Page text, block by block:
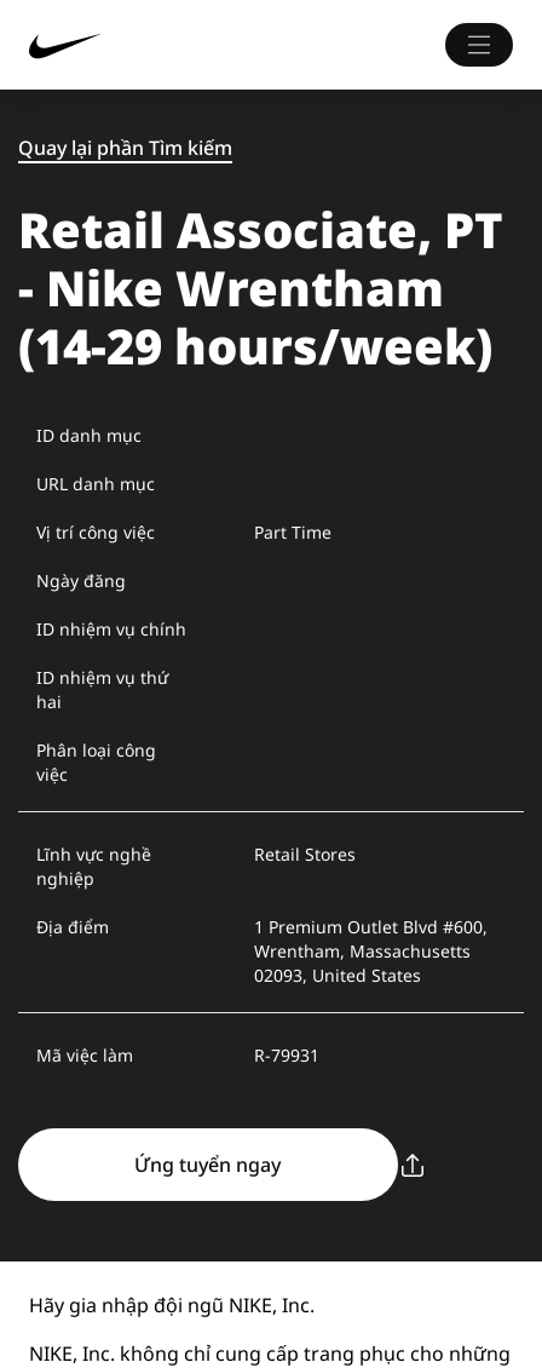
Quay lại phần Tìm kiếm
Retail Associate, PT
- Nike Wrentham
(14-29 hours/week)
ID danh mục
URL danh mục
Vị trí công việc Part Time
Ngày đăng
ID nhiệm vụ chính
ID nhiệm vụ thứ
hai
Phân loại công
việc
Lĩnh vực nghề
nghiệp
Retail Stores
Địa điểm
1 Premium Outlet Blvd #600,
Wrentham, Massachusetts
02093, United States
Mã việc làm R-79931
Ứng tuyển ngay
Hãy gia nhập đội ngũ NIKE, Inc.
NIKE, Inc. không chỉ cung cấp trang phục cho những